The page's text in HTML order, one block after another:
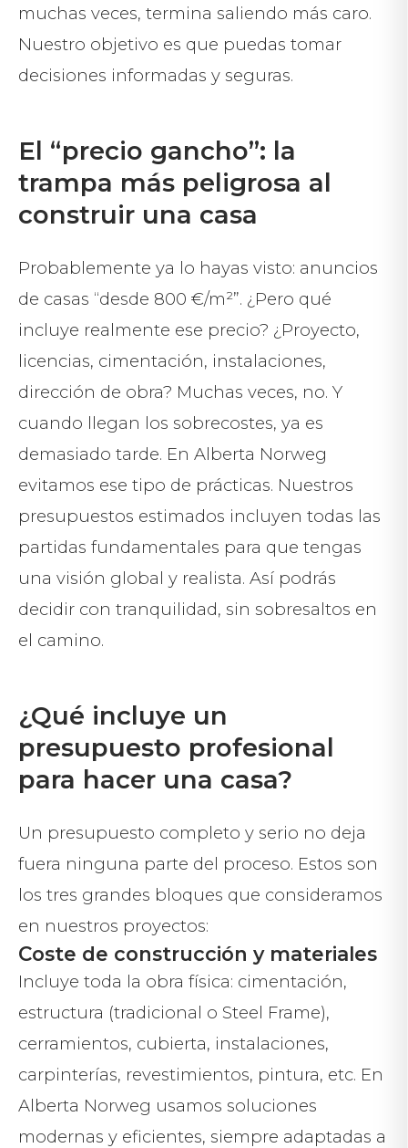
muchas veces, termina saliendo más caro.
Nuestro objetivo es que puedas tomar
decisiones informadas y seguras.
El “precio gancho”: la
trampa más peligrosa al
construir una casa
Probablemente ya lo hayas visto: anuncios
de casas “desde 800 €/m²”. ¿Pero qué
incluye realmente ese precio? ¿Proyecto,
licencias, cimentación, instalaciones,
dirección de obra? Muchas veces, no. Y
cuando llegan los sobrecostes, ya es
demasiado tarde. En Alberta Norweg
evitamos ese tipo de prácticas. Nuestros
presupuestos estimados incluyen todas las
partidas fundamentales para que tengas
una visión global y realista. Así podrás
decidir con tranquilidad, sin sobresaltos en
el camino.
¿Qué incluye un
presupuesto profesional
para hacer una casa?
Un presupuesto completo y serio no deja
fuera ninguna parte del proceso. Estos son
los tres grandes bloques que consideramos
en nuestros proyectos:
Coste de construcción y materiales
Incluye toda la obra física: cimentación,
estructura (tradicional o Steel Frame),
cerramientos, cubierta, instalaciones,
carpinterías, revestimientos, pintura, etc. En
Alberta Norweg usamos soluciones
modernas y eficientes, siempre adaptadas a